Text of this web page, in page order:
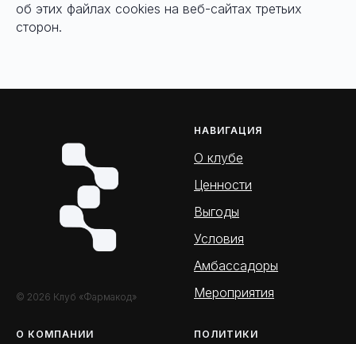
об этих файлах cookies на веб-сайтах третьих
сторон.
© 2026 Клуб «Фармакод»
НАВИГАЦИЯ
О клубе
Ценности
Выгоды
Условия
Амбассадоры
Мероприятия
О КОМПАНИИ ПОЛИТИКИ